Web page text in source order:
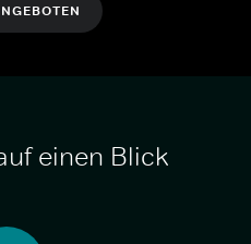
einen Blick